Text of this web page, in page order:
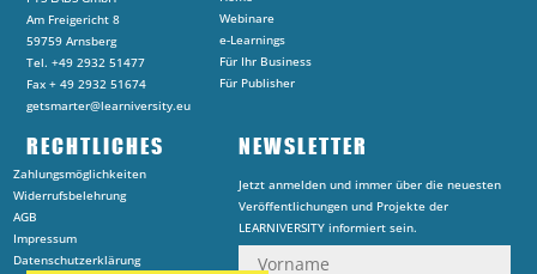
Am Freigericht 8
59759 Arnsberg
Tel. +49 2932 51477
Fax + 49 2932 51674
getsmarter@learniversity.eu
Webinare
e-Learnings
Für Ihr Business
Für Publisher
RECHTLICHES
Zahlungsmöglichkeiten
Widerrufsbelehrung
AGB
Impressum
Datenschutzerklärung
NEWSLETTER
Jetzt anmelden und immer über die neuesten
Veröffentlichungen und Projekte der
LEARNIVERSITY informiert sein.